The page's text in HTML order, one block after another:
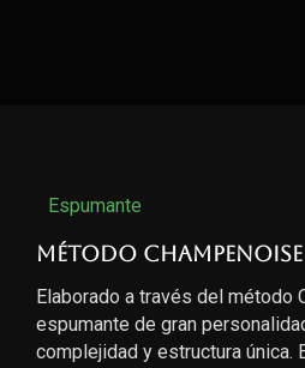
Espumante
Método Champenoise
Elaborado a través del método
espumante de gran
complejidad y estructura única.